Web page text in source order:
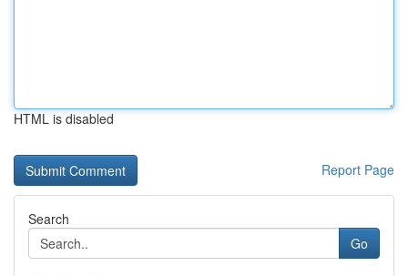
HTML is disabled
Report Page
Search
Go